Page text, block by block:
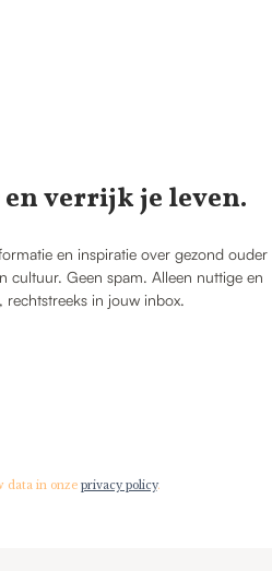
en verrijk je leven.
en inspiratie over gezond ouder
cultuur. Geen spam. Alleen nuttige en
rechtstreeks in jouw inbox.
data in onze privacy policy.